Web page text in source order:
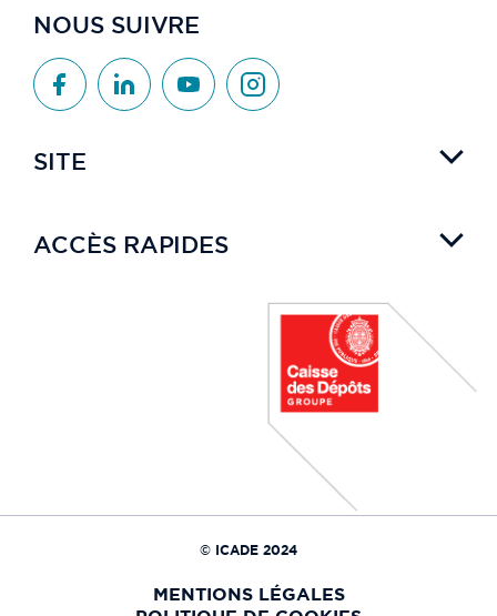
NOUS SUIVRE
SITE
ACCÈS RAPIDES
© ICADE 2024
MENTIONS LÉGALES